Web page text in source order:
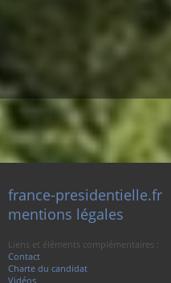
france-presidentielle.fr
mentions légales
Liens et éléments complémentaires :
Contact
Charte du candidat
Vidéos